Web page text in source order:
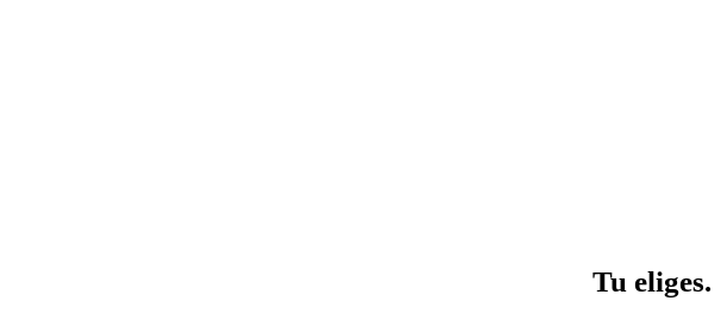
Tu eliges.